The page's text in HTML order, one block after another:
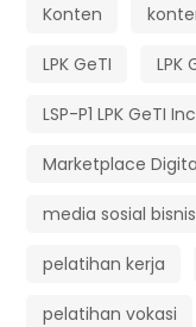
Konten
LPK GeTI LPK
LSP-P1 LPK GeTI
Marketplace
media sosial bisnis
pelatihan kerja
pelatihan vokasi